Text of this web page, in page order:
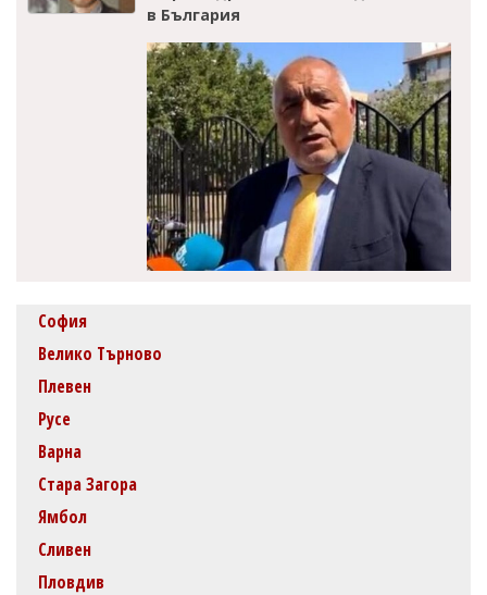
в България
София
Велико Търново
Плевен
Русе
Варна
Стара Загора
Ямбол
Сливен
Пловдив